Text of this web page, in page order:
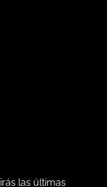
las últimas